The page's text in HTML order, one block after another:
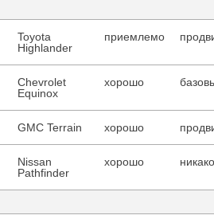
Toyota
Highlander
приемлемо
Chevrolet
Equinox
хорошо
GMC Terrain хорошо
Nissan
Pathfinder
хорошо